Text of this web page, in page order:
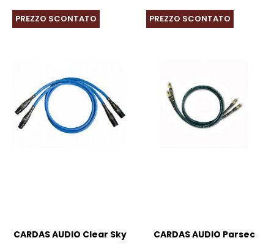
€1.368,00
€4.450,00.
PREZZO SCONTATO
CARDAS AUDIO Clear Sky
PREZZO SCONTATO
CARDAS AUDIO Parsec